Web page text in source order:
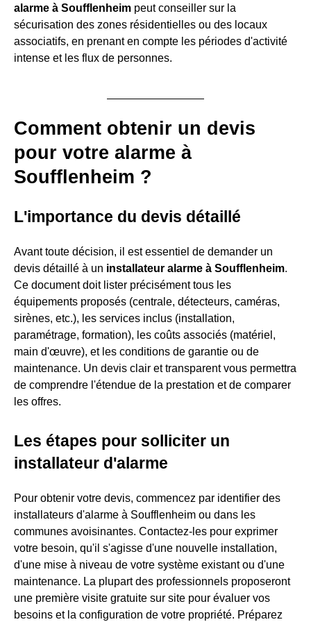
alarme à Soufflenheim peut conseiller sur la
sécurisation des zones résidentielles ou des locaux
associatifs, en prenant en compte les périodes d'activité
intense et les flux de personnes.
Comment obtenir un devis
pour votre alarme à
Soufflenheim ?
L'importance du devis détaillé
Avant toute décision, il est essentiel de demander un
devis détaillé à un installateur alarme à Soufflenheim.
Ce document doit lister précisément tous les
équipements proposés (centrale, détecteurs, caméras,
sirènes, etc.), les services inclus (installation,
paramétrage, formation), les coûts associés (matériel,
main d'œuvre), et les conditions de garantie ou de
maintenance. Un devis clair et transparent vous permettra
de comprendre l'étendue de la prestation et de comparer
les offres.
Les étapes pour solliciter un
installateur d'alarme
Pour obtenir votre devis, commencez par identifier des
installateurs d'alarme à Soufflenheim ou dans les
communes avoisinantes. Contactez-les pour exprimer
votre besoin, qu'il s'agisse d'une nouvelle installation,
d'une mise à niveau de votre système existant ou d'une
maintenance. La plupart des professionnels proposeront
une première visite gratuite sur site pour évaluer vos
besoins et la configuration de votre propriété. Préparez